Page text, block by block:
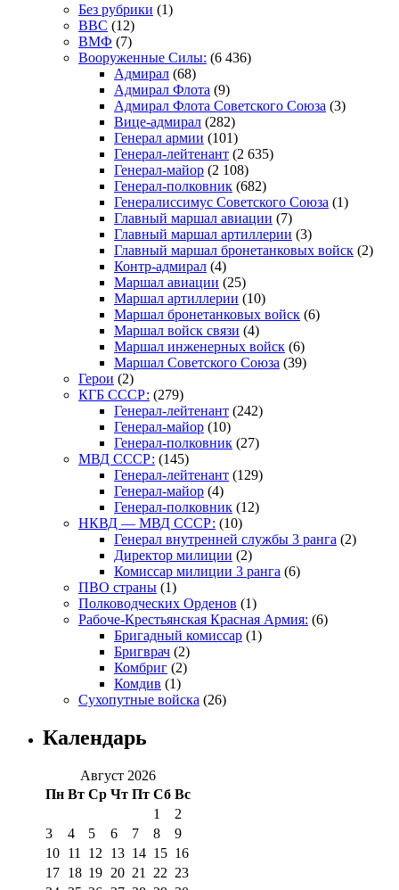
Без рубрики (1)
ВВС (12)
ВМФ (7)
Вооруженные Силы: (6 436)
Адмирал (68)
Адмирал Флота (9)
Адмирал Флота Советского Союза (3)
Вице-адмирал (282)
Генерал армии (101)
Генерал-лейтенант (2 635)
Генерал-майор (2 108)
Генерал-полковник (682)
Генералиссимус Советского Союза (1)
Главный маршал авиации (7)
Главный маршал артиллерии (3)
Главный маршал бронетанковых войск (2)
Контр-адмирал (4)
Маршал авиации (25)
Маршал артиллерии (10)
Маршал бронетанковых войск (6)
Маршал войск связи (4)
Маршал инженерных войск (6)
Маршал Советского Союза (39)
Герои (2)
КГБ СССР: (279)
Генерал-лейтенант (242)
Генерал-майор (10)
Генерал-полковник (27)
МВД СССР: (145)
Генерал-лейтенант (129)
Генерал-майор (4)
Генерал-полковник (12)
НКВД — МВД СССР: (10)
Генерал внутренней службы 3 ранга (2)
Директор милиции (2)
Комиссар милиции 3 ранга (6)
ПВО страны (1)
Полководческих Орденов (1)
Рабоче-Крестьянская Красная Армия: (6)
Бригадный комиссар (1)
Бригврач (2)
Комбриг (2)
Комдив (1)
Сухопутные войска (26)
Календарь
Август 2026
Пн Вт Ср Чт Пт Сб Вс
1
2
3
4 5 6 7 8
9
10 11 12 13 14 15 16
17 18 19 20 21 22 23